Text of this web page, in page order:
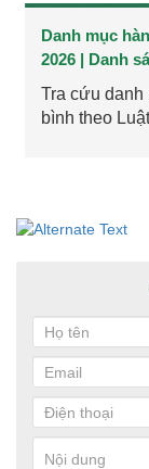
Danh mục
2026 | Danh
Tra cứu danh
bình theo